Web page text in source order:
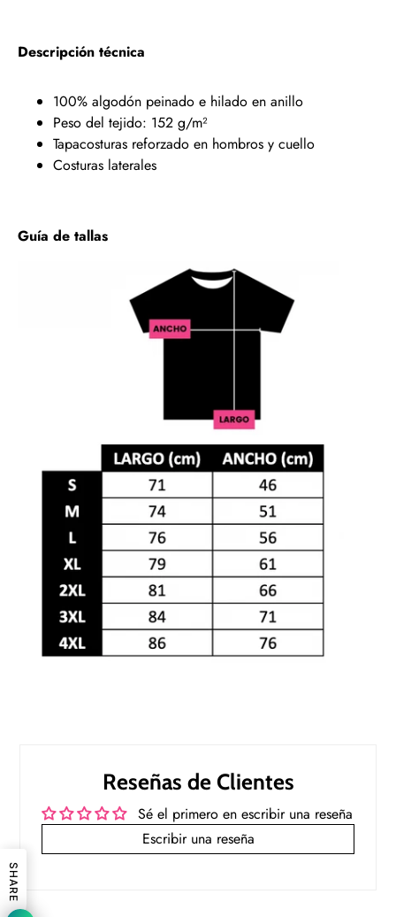
Descripción técnica
100% algodón peinado e hilado en anillo
Peso del tejido: 152 g/m²
Tapacosturas reforzado en hombros y cuello
Costuras laterales
Guía de tallas
Reseñas de Clientes
Sé el primero en escribir una reseña
Escribir una reseña
SHARE